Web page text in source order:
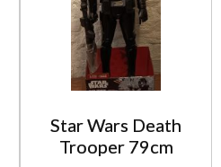
Star Wars Death
Trooper 79cm